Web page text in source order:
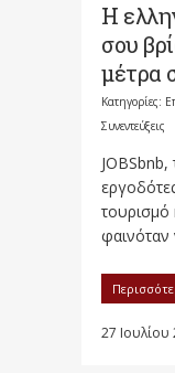
Η
σου
μέτρα
Κατηγορίες:
Συνεντεύξεις
JOBSbnb,
τουρισμό
φαινόταν
27 Ιουλίου